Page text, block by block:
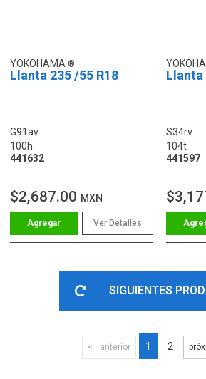
YOKOHAMA
Llanta 235 /55 R18
G91av
100h
441632
$2,687.00 MXN
Ver Detalles
Llanta
S34rv
104t
441597
SIGUIENTES
anterior 1 2